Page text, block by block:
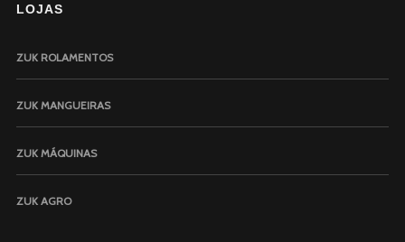
LOJAS
ZUK ROLAMENTOS
ZUK MANGUEIRAS
ZUK MÁQUINAS
ZUK AGRO